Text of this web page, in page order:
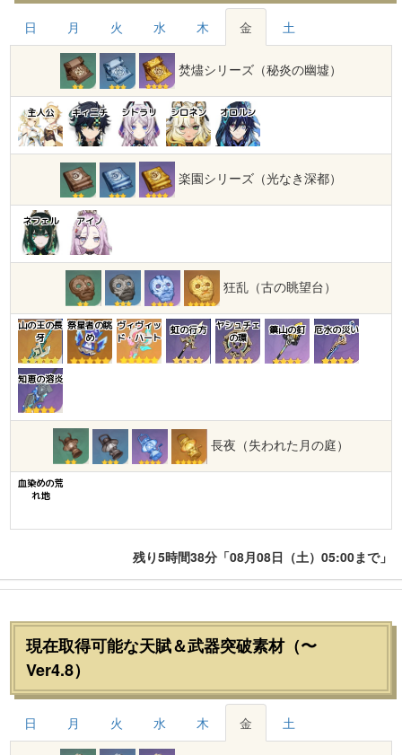
日 月 火 水 木 金 土
焚燼シリーズ（秘炎の幽墟）
主人公 キィニチ シトラリ シロネン オロルン
楽園シリーズ（光なき深都）
ネフェル アイノ
狂乱（古の眺望台）
山の王の長
牙
祭星者の眺
め
ヴィヴィッ
ド・ハート
虹の行方
ヤシュチェ
の環
鎮山の釘 厄水の災い
知恵の溶炎
長夜（失われた月の庭）
血染めの荒
れ地
残り5時間38分「08月08日（土）05:00まで」
現在取得可能な天賦＆武器突破素材（〜
Ver4.8）
日 月 火 水 木 金 土